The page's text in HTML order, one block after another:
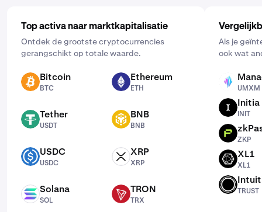
Top activa naar marktkapitalisatie
Ontdek de grootste cryptocurrencies
gerangschikt op totale waarde.
BTC Bitcoin
BTC
ETH Ethereum
ETH
USDT Tether
USDT
BNB BNB
BNB
USDC USDC
USDC
XRP XRP
XRP
SOL Solana
SOL
TRX TRON
TRX
Als je
ook wat
UMXM
UMXM
Initia
INIT
ZKP
ZKP
XL1 XL1
XL1
TRUST
TRUST